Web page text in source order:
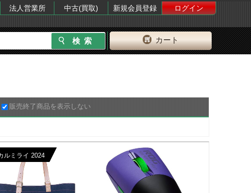
法人営業所 中古(買取) 新規会員登録
ログイン
カート
販売終了商品を表示しない
ルミライ 2024